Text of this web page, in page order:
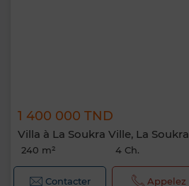
1 400 000 TND
Villa à La Soukra Ville, La Soukra
240 m² 4 Ch.
Contacter Appelez